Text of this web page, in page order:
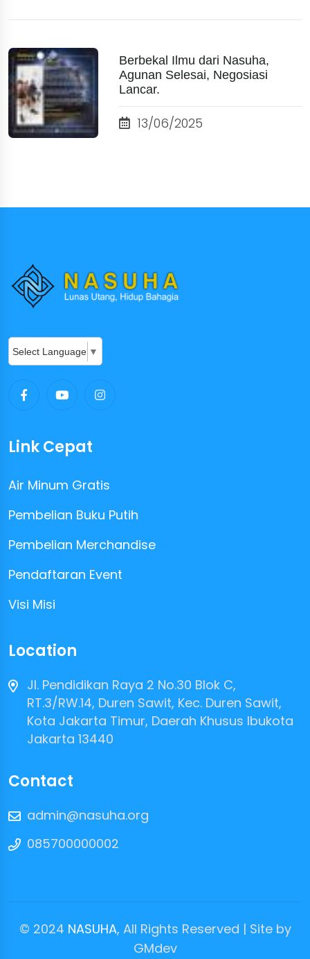
Berbekal Ilmu dari Nasuha,
Agunan Selesai, Negosiasi
Lancar.
13/06/2025
Select Language ▼
Link Cepat
Air Minum Gratis
Pembelian Buku Putih
Pembelian Merchandise
Pendaftaran Event
Visi Misi
Location
Jl. Pendidikan Raya 2 No.30 Blok C,
RT.3/RW.14, Duren Sawit, Kec. Duren Sawit,
Kota Jakarta Timur, Daerah Khusus Ibukota
Jakarta 13440
Contact
admin@nasuha.org
085700000002
© 2024 NASUHA, All Rights Reserved | Site by
GMdev